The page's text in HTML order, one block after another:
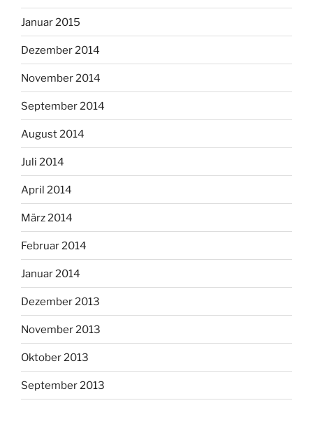
Januar 2015
Dezember 2014
November 2014
September 2014
August 2014
Juli 2014
April 2014
März 2014
Februar 2014
Januar 2014
Dezember 2013
November 2013
Oktober 2013
September 2013